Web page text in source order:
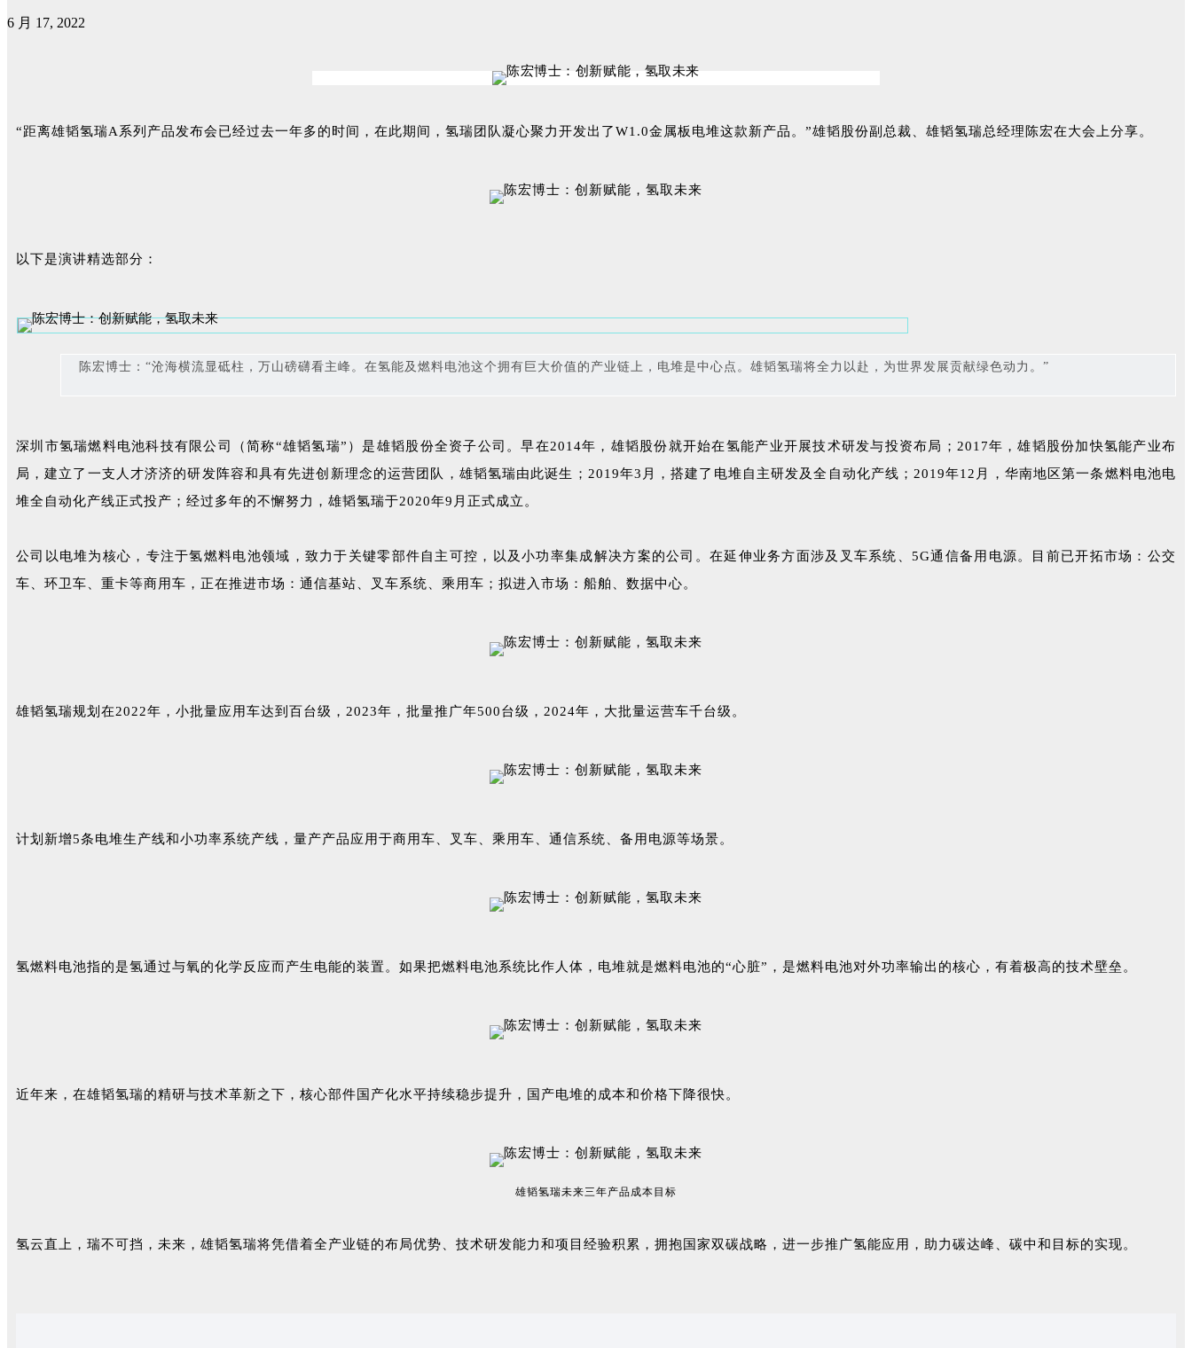
6 月 17, 2022
“距离雄韬氢瑞A系列产品发布会已经过去一年多的时间，在此期间，氢瑞团队凝心聚力开发出了W1.0金属板电堆这款新产品。”雄韬股份副总裁、雄韬氢瑞总经理陈宏在大会上分享。
以下是演讲精选部分：
陈宏博士：“沧海横流显砥柱，万山磅礴看主峰。在氢能及燃料电池这个拥有巨大价值的产业链上，电堆是中心点。雄韬氢瑞将全力以赴，为世界发展贡献绿色动力。”
深圳市氢瑞燃料电池科技有限公司（简称“雄韬氢瑞”）是雄韬股份全资子公司。早在2014年，雄韬股份就开始在氢能产业开展技术研发与投资布局；2017年，雄韬股份加快氢能产业布
局，建立了一支人才济济的研发阵容和具有先进创新理念的运营团队，雄韬氢瑞由此诞生；2019年3月，搭建了电堆自主研发及全自动化产线；2019年12月，华南地区第一条燃料电池电
堆全自动化产线正式投产；经过多年的不懈努力，雄韬氢瑞于2020年9月正式成立。
公司以电堆为核心，专注于氢燃料电池领域，致力于关键零部件自主可控，以及小功率集成解决方案的公司。在延伸业务方面涉及叉车系统、5G通信备用电源。目前已开拓市场：公交
车、环卫车、重卡等商用车，正在推进市场：通信基站、叉车系统、乘用车；拟进入市场：船舶、数据中心。
雄韬氢瑞规划在2022年，小批量应用车达到百台级，2023年，批量推广年500台级，2024年，大批量运营车千台级。
计划新增5条电堆生产线和小功率系统产线，量产产品应用于商用车、叉车、乘用车、通信系统、备用电源等场景。
氢燃料电池指的是氢通过与氧的化学反应而产生电能的装置。如果把燃料电池系统比作人体，电堆就是燃料电池的“心脏”，是燃料电池对外功率输出的核心，有着极高的技术壁垒。
近年来，在雄韬氢瑞的精研与技术革新之下，核心部件国产化水平持续稳步提升，国产电堆的成本和价格下降很快。
雄韬氢瑞未来三年产品成本目标
氢云直上，瑞不可挡，未来，雄韬氢瑞将凭借着全产业链的布局优势、技术研发能力和项目经验积累，拥抱国家双碳战略，进一步推广氢能应用，助力碳达峰、碳中和目标的实现。